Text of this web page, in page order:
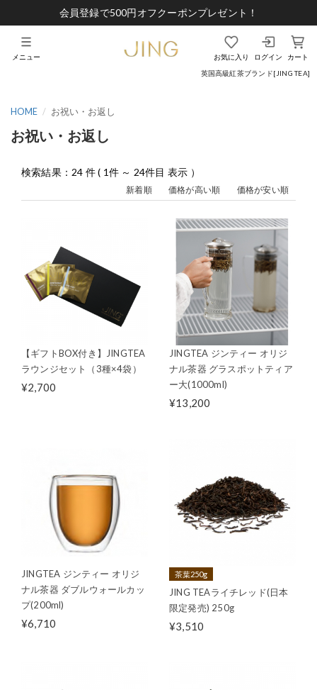
会員登録で500円オフクーポンプレゼント！
英国高級紅茶ブランド[JING TEA]
お気に入り ログイン カート
メニュー
HOME お祝い・お返し
お祝い・お返し
検索結果：24 件 ( 1件 ～ 24件目 表示 ）
新着順 価格が高い順 価格が安い順
【ギフトBOX付き】JINGTEA
ラウンジセット（3種×4袋）
¥2,700
JINGTEA ジンティー オリジ
ナル茶器 グラスポットティア
ー大(1000ml)
¥13,200
JINGTEA ジンティー オリジ
ナル茶器 ダブルウォールカッ
プ(200ml)
¥6,710
茶葉250g
JING TEAライチレッド(日本
限定発売) 250g
¥3,510